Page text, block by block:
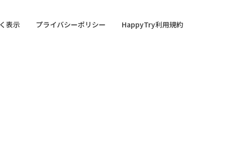
表示 プライバシーポリシー
HappyTry利用規約